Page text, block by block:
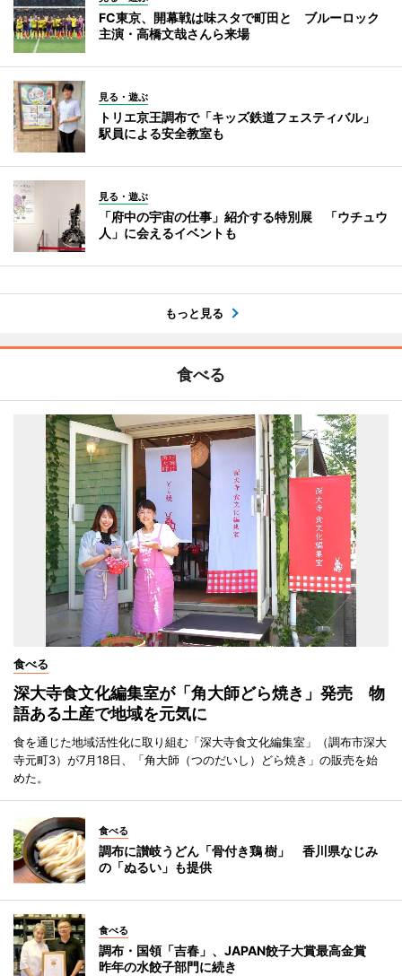
FC東京、開幕戦は味スタで町田と ブルーロック
主演・高橋文哉さんら来場
見る・遊ぶ
トリエ京王調布で「キッズ鉄道フェスティバル」
駅員による安全教室も
見る・遊ぶ
「府中の宇宙の仕事」紹介する特別展 「ウチュウ
人」に会えるイベントも
もっと見る
食べる
食べる
深大寺食文化編集室が「角大師どら焼き」発売 物
語ある土産で地域を元気に
食を通じた地域活性化に取り組む「深大寺食文化編集室」（調布市深大
寺元町3）が7月18日、「角大師（つのだいし）どら焼き」の販売を始
めた。
食べる
調布に讃岐うどん「骨付き鶏 樹」 香川県なじみ
の「ぬるい」も提供
食べる
調布・国領「吉春」、JAPAN餃子大賞最高金賞
昨年の水餃子部門に続き